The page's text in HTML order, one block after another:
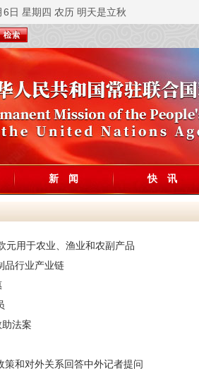
6日 星期四 农历 明天是立秋
新 闻 快 讯
元用于农业、渔业和农副产品
品行业产业链
法案
策和对外关系回答中外记者提问